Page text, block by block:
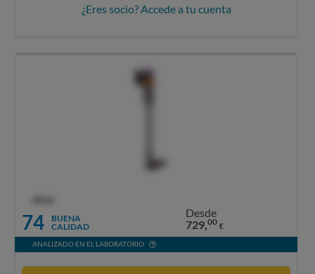
¿Eres socio? Accede a tu cuenta
74
BUENA
CALIDAD
Desde
729,00 €
ANALIZADO EN EL LABORATORIO